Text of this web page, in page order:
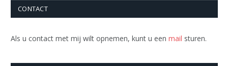
CONTACT
Als u contact met mij wilt opnemen, kunt u een mail sturen.